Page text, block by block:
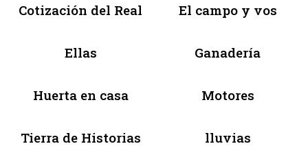
Cotización del Real El campo y vos
Ellas Ganadería
Huerta en casa Motores
Tierra de Historias lluvias